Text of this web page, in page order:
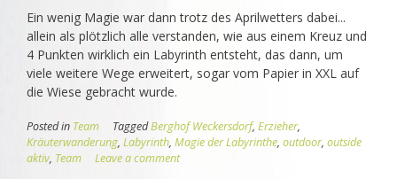
Ein wenig Magie war dann trotz des Aprilwetters dabei...
allein als plötzlich alle verstanden, wie aus einem Kreuz und
4 Punkten wirklich ein Labyrinth entsteht, das dann, um
viele weitere Wege erweitert, sogar vom Papier in XXL auf
die Wiese gebracht wurde.
Posted in Team TaggedBerghof Weckersdorf, Erzieher,
Kräuterwanderung, Labyrinth, Magie der Labyrinthe, outdoor, outside
aktiv, Team Leave a comment